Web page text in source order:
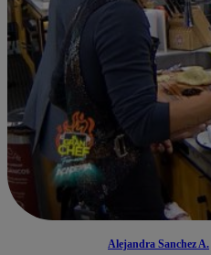
Alejandra Sanchez A.